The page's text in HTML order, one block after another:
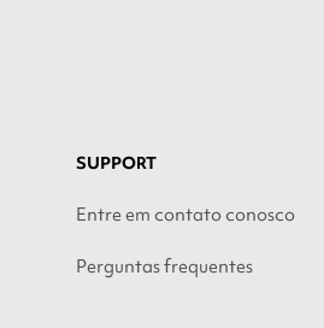
SUPPORT
Entre em contato conosco
Perguntas frequentes